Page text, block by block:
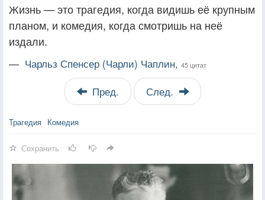
Жизнь — это трагедия, когда видишь её крупным
планом, и комедия, когда смотришь на неё
издали.
— Чарльз Спенсер (Чарли) Чаплин, 45 цитат
Пред. След.
Трагедия Комедия
Сохранить